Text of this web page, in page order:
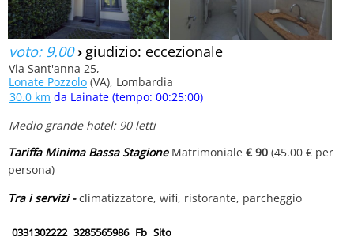
voto: 9.00› giudizio: eccezionale
Via Sant'anna 25,
Lonate Pozzolo (VA), Lombardia
30.0 km da Lainate (tempo: 00:25:00)
Medio grande hotel: 90 letti
Tariffa Minima Bassa StagioneMatrimoniale € 90 (45.00 € per
persona)
Tra i servizi -climatizzatore, wifi, ristorante, parcheggio
0331302222 3285565986 Fb Sito